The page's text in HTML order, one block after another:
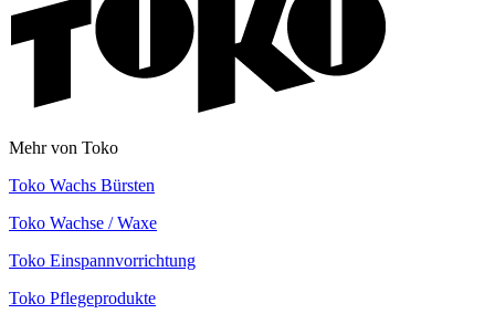
Mehr von Toko
Toko Wachs Bürsten
Toko Wachse / Waxe
Toko Einspannvorrichtung
Toko Pflegeprodukte